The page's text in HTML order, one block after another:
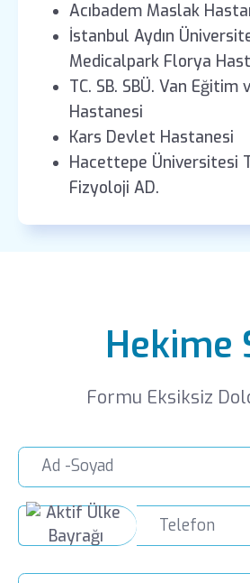
Acıbadem Maslak
İstanbul Aydın
Medicalpark Florya
TC. SB. SBÜ. Van Eğitim
Hastanesi
Kars Devlet Hastanesi
Hacettepe Üniversitesi
Fizyoloji AD.
Hekime
Formu Eksiksiz